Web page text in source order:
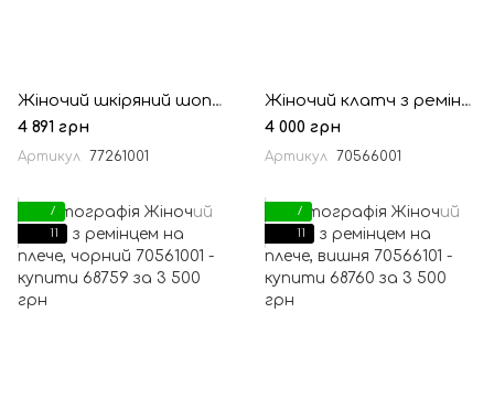
Жіночий шкіряний шопер на блискавці Grande Pelle, чорний
4 891 грн
Артикул 77261001
Жіночий клатч з ремінцем на плече, червоний
4 000 грн
Артикул 70566001
7
11
7
11